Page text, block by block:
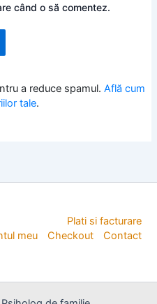
când o să comentez.
a reduce spamul. Află cum
tale.
Plati si facturare
meu Checkout Contact